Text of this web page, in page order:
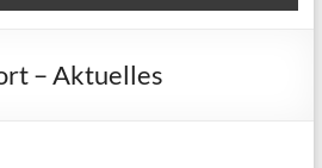
– Aktuelles